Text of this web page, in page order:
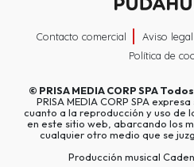
Contacto comercial Aviso legal
Política de
© PRISA MEDIA CORP SPA
PRISA MEDIA CORP SPA
cuanto a la reproducción y uso de
en este sitio web, abarcando los
cualquier otro medio que se
Producción musical